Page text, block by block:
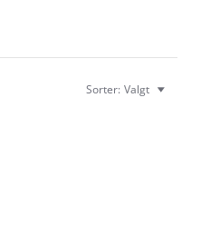
Sorter: Valgt